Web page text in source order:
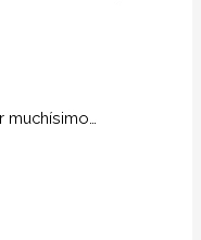
muchísimo…